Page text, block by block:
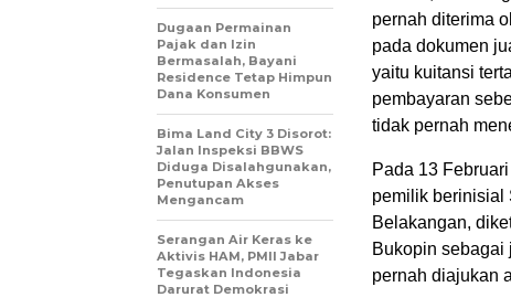
pernah diterima
pada dokumen
yaitu kuitansi
pembayaran
tidak pernah
Pada 13
pemilik berinisial
Belakangan,
Bukopin sebagai
pernah diajukan
Dugaan Permainan
Pajak dan Izin
Bermasalah, Bayani
Residence Tetap Himpun
Dana Konsumen
Bima Land City 3 Disorot:
Jalan Inspeksi BBWS
Diduga Disalahgunakan,
Penutupan Akses
Mengancam
Serangan Air Keras ke
Aktivis HAM, PMII Jabar
Tegaskan Indonesia
Darurat Demokrasi